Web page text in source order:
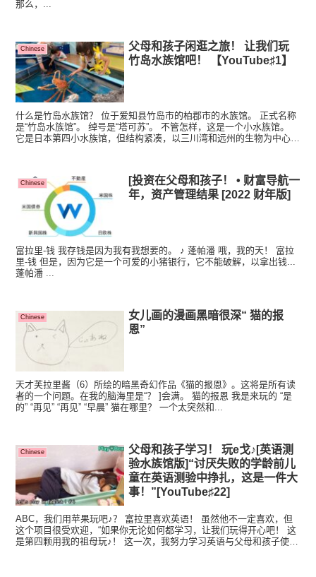
那么，...
Chinese
父母和孩子闲逛之旅！ 让我们玩
竹岛水族馆吧！ 【YouTube♯1】
什么是竹岛水族馆？ 位于爱知县竹岛市的柏郡市的水族馆。 正式名称
是“竹岛水族馆”。 绰号是“塔可苏”。 不管怎样，这是一个小水族馆。
它是日本第四小水族馆，但结构紧凑，以三川湾和远州的生物为中心，
Chinese
[投资在父母和孩子！ • 财富导航一
年，资产管理结果 [2022 财年版]
富拉里-钱 我存钱是因为我有我想要的。 ♪ 蓬帕潘 哦，我的天！ 富拉
里-钱 但是，因为它是一个可爱的小猪银行，它不能破解，以拿出钱...
蓬帕潘 ...
Chinese
女儿画的漫画黑暗很深“ 猫的报
恩”
天才芙拉里酱（6）所绘的暗黑奇幻作品《猫的报恩》。这将是所有读
者的一个问题。在我的脑海里是“？ ]会满。 猫的报恩 我是来玩的 “是
的” “再见” “再见” “早晨” 猫在哪里？ 一个太突然和...
Chinese
父母和孩子学习！ 玩e戈♪[英语测
验水族馆版]“讨厌失败的学龄前儿
童在英语测验中挣扎，这是一件大
事！”[YouTube♯22]
ABC，我们用苹果玩吧♪？ 富拉里喜欢英语！ 虽然他不一定喜欢，但
这个项目很受欢迎，“如果你无论如何都学习，让我们玩得开心吧！ 这
是第四颗用我的祖母玩♪！ 这一次，我努力学习英语与父母和孩子使用